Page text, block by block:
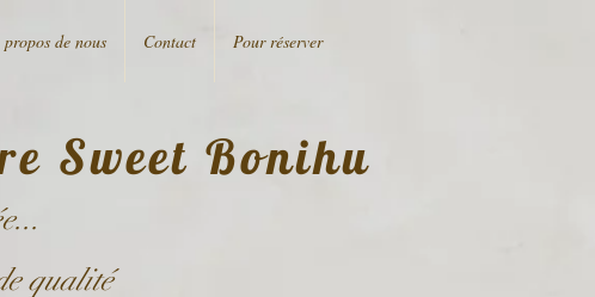
de nous Contact Pour réserver
Sweet Bonihu
qualité